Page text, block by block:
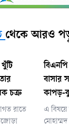
থেকে আরও
চক্র
রাতে
বাসার
কাপড়-
এ